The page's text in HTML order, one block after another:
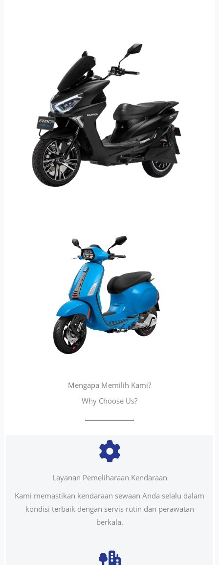
Mengapa Memilih Kami?
Why Choose Us?
Layanan Pemeliharaan Kendaraan
Kami memastikan kendaraan sewaan Anda selalu dalam
kondisi terbaik dengan servis rutin dan perawatan
berkala.